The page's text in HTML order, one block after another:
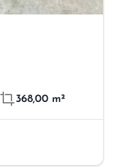
368,00 m²